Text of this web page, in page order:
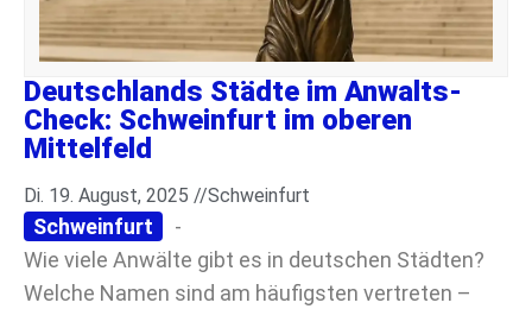
Deutschlands Städte im Anwalts-
Check: Schweinfurt im oberen
Mittelfeld
Di. 19. August, 2025 //Schweinfurt
Schweinfurt
-
Wie viele Anwälte gibt es in deutschen Städten?
Welche Namen sind am häufigsten vertreten –